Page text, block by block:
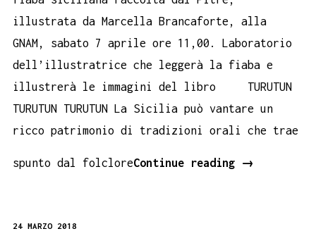
illustrata da Marcella Brancaforte, alla
GNAM, sabato 7 aprile ore 11,00. Laboratorio
dell’illustratrice che leggerà la fiaba e
illustrerà le immagini del libro TURUTUN
TURUTUN TURUTUN La Sicilia può vantare un
ricco patrimonio di tradizioni orali che trae
spunto dal folcloreContinue reading
ROMA:
→
24 MARZO 2018